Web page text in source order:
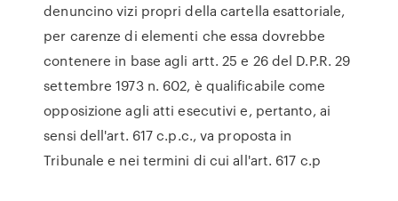
denuncino vizi propri della cartella esattoriale,
per carenze di elementi che essa dovrebbe
contenere in base agli artt. 25 e 26 del D.P.R. 29
settembre 1973 n. 602, è qualificabile come
opposizione agli atti esecutivi e, pertanto, ai
sensi dell'art. 617 c.p.c., va proposta in
Tribunale e nei termini di cui all'art. 617 c.p